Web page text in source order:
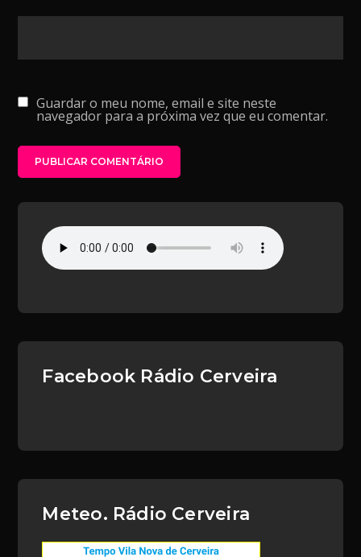
Guardar o meu nome, email e site neste
navegador para a próxima vez que eu comentar.
Facebook Rádio Cerveira
Meteo. Rádio Cerveira